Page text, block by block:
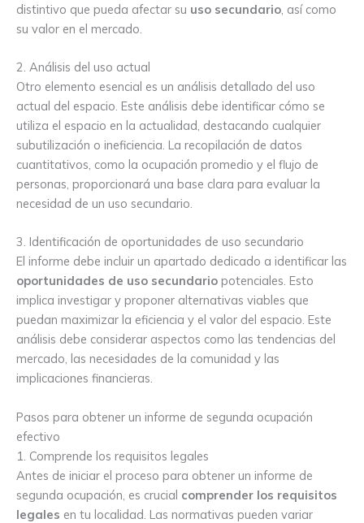
distintivo que pueda afectar su uso secundario , así como
su valor en el mercado.
2. Análisis del uso actual
Otro elemento esencial es un análisis detallado del uso
actual del espacio. Este análisis debe identificar cómo se
utiliza el espacio en la actualidad, destacando cualquier
subutilización o ineficiencia. La recopilación de datos
cuantitativos, como la ocupación promedio y el flujo de
personas, proporcionará una base clara para evaluar la
necesidad de un uso secundario.
3. Identificación de oportunidades de uso secundario
El informe debe incluir un apartado dedicado a identificar las
oportunidades de uso secundario potenciales. Esto
implica investigar y proponer alternativas viables que
puedan maximizar la eficiencia y el valor del espacio. Este
análisis debe considerar aspectos como las tendencias del
mercado, las necesidades de la comunidad y las
implicaciones financieras.
Pasos para obtener un informe de segunda ocupación
efectivo
1. Comprende los requisitos legales
Antes de iniciar el proceso para obtener un informe de
segunda ocupación, es crucial comprender los requisitos
legales en tu localidad. Las normativas pueden variar